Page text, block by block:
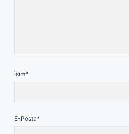
İsim*
E-Posta*